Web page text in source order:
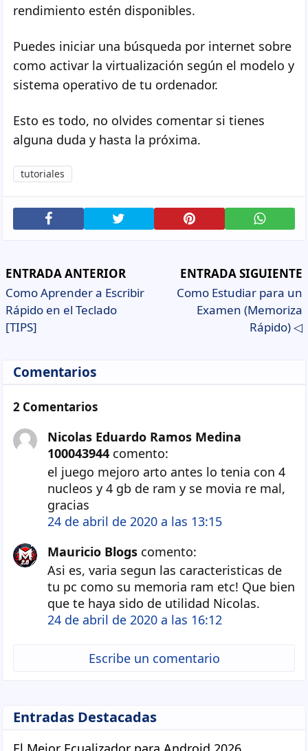
rendimiento estén disponibles.
Puedes iniciar una búsqueda por internet sobre
como activar la virtualización según el modelo y
sistema operativo de tu ordenador.
Esto es todo, no olvides comentar si tienes
alguna duda y hasta la próxima.
tutoriales
ENTRADA SIGUIENTE
Como Estudiar para un
Examen (Memoriza
Rápido) ◁
ENTRADA ANTERIOR
Como Aprender a Escribir
Rápido en el Teclado
[TIPS]
Comentarios
2 Comentarios
Nicolas Eduardo Ramos Medina
100043944 comento:
el juego mejoro arto antes lo tenia con 4
nucleos y 4 gb de ram y se movia re mal,
gracias
24 de abril de 2020 a las 13:15
Mauricio Blogs comento:
Asi es, varia segun las caracteristicas de
tu pc como su memoria ram etc! Que bien
que te haya sido de utilidad Nicolas.
24 de abril de 2020 a las 16:12
Escribe un comentario
Entradas Destacadas